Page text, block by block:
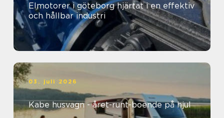
Elmotorer i göteborg hjärtat i en effektiv
och hållbar industri
03. juli 2026
Kabe husvagn - året-runt-boende på hjul